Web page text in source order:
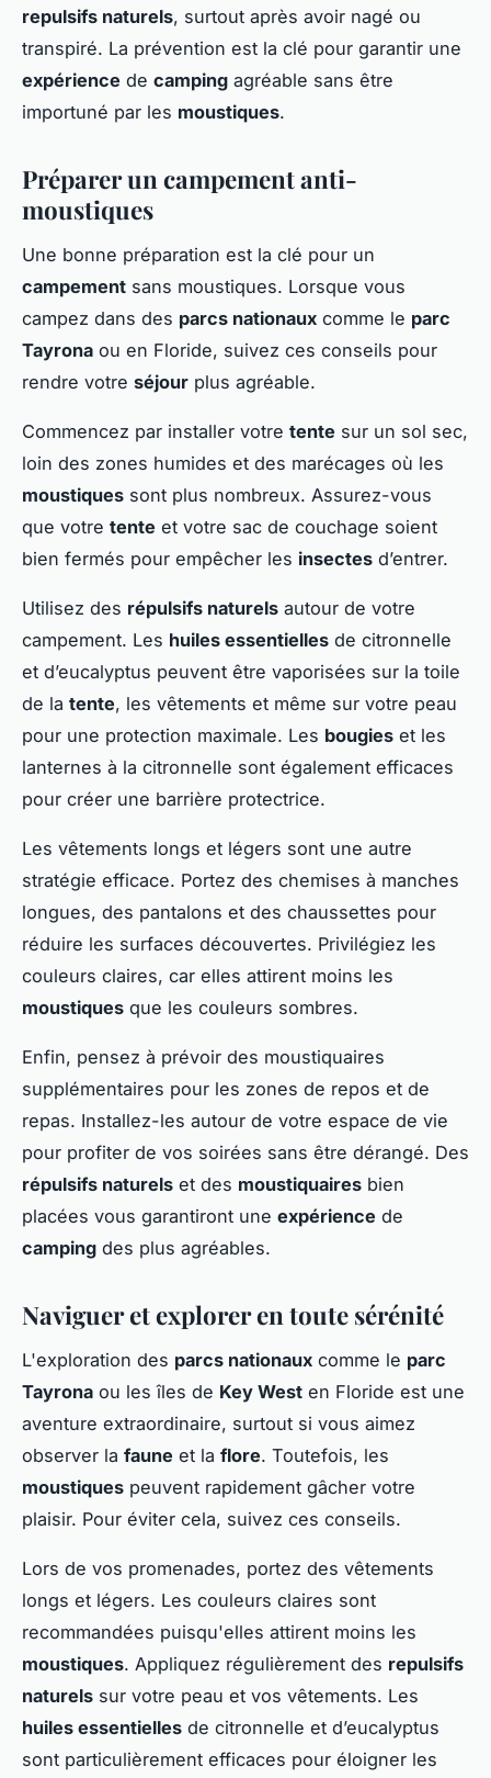
repulsifs naturels, surtout après avoir nagé ou
transpiré. La prévention est la clé pour garantir une
expérience de camping agréable sans être
importuné par les moustiques.
Préparer un campement anti-
moustiques
Une bonne préparation est la clé pour un
campement sans moustiques. Lorsque vous
campez dans des parcs nationaux comme le parc
Tayrona ou en Floride, suivez ces conseils pour
rendre votre séjour plus agréable.
Commencez par installer votre tente sur un sol sec,
loin des zones humides et des marécages où les
moustiques sont plus nombreux. Assurez-vous
que votre tente et votre sac de couchage soient
bien fermés pour empêcher les insectes d’entrer.
Utilisez des répulsifs naturels autour de votre
campement. Les huiles essentielles de citronnelle
et d’eucalyptus peuvent être vaporisées sur la toile
de la tente, les vêtements et même sur votre peau
pour une protection maximale. Les bougies et les
lanternes à la citronnelle sont également efficaces
pour créer une barrière protectrice.
Les vêtements longs et légers sont une autre
stratégie efficace. Portez des chemises à manches
longues, des pantalons et des chaussettes pour
réduire les surfaces découvertes. Privilégiez les
couleurs claires, car elles attirent moins les
moustiques que les couleurs sombres.
Enfin, pensez à prévoir des moustiquaires
supplémentaires pour les zones de repos et de
repas. Installez-les autour de votre espace de vie
pour profiter de vos soirées sans être dérangé. Des
répulsifs naturels et des moustiquaires bien
placées vous garantiront une expérience de
camping des plus agréables.
Naviguer et explorer en toute sérénité
L'exploration des parcs nationaux comme le parc
Tayrona ou les îles de Key West en Floride est une
aventure extraordinaire, surtout si vous aimez
observer la faune et la flore. Toutefois, les
moustiques peuvent rapidement gâcher votre
plaisir. Pour éviter cela, suivez ces conseils.
Lors de vos promenades, portez des vêtements
longs et légers. Les couleurs claires sont
recommandées puisqu'elles attirent moins les
moustiques. Appliquez régulièrement des repulsifs
naturels sur votre peau et vos vêtements. Les
huiles essentielles de citronnelle et d’eucalyptus
sont particulièrement efficaces pour éloigner les